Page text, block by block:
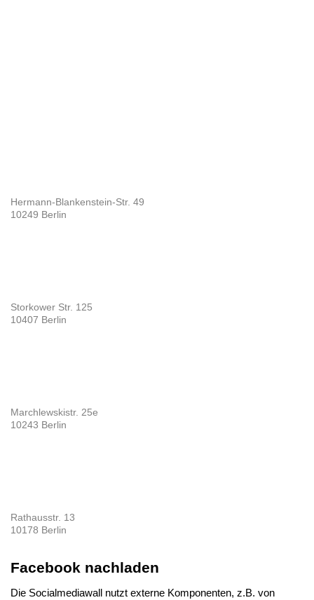
Hermann-Blankenstein-Str. 49
10249 Berlin
Storkower Str. 125
10407 Berlin
Marchlewskistr. 25e
10243 Berlin
Rathausstr. 13
10178 Berlin
Facebook nachladen
Die Socialmediawall nutzt externe Komponenten, z.B. von